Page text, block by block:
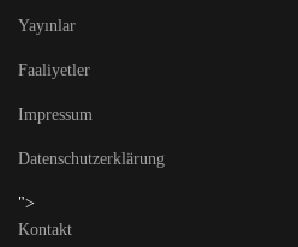
Yayınlar
Faaliyetler
Impressum
Datenschutzerklärung
">
Kontakt